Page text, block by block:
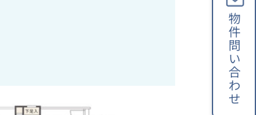
物件問い合わせ